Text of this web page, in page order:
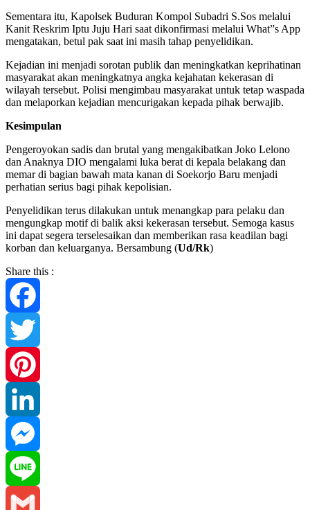
Sementara itu, Kapolsek Buduran Kompol Subadri S.Sos melalui
Kanit Reskrim Iptu Juju Hari saat dikonfirmasi melalui What”s App
mengatakan, betul pak saat ini masih tahap penyelidikan.
Kejadian ini menjadi sorotan publik dan meningkatkan keprihatinan
masyarakat akan meningkatnya angka kejahatan kekerasan di
wilayah tersebut. Polisi mengimbau masyarakat untuk tetap waspada
dan melaporkan kejadian mencurigakan kepada pihak berwajib.
Kesimpulan
Pengeroyokan sadis dan brutal yang mengakibatkan Joko Lelono
dan Anaknya DIO mengalami luka berat di kepala belakang dan
memar di bagian bawah mata kanan di Soekorjo Baru menjadi
perhatian serius bagi pihak kepolisian.
Penyelidikan terus dilakukan untuk menangkap para pelaku dan
mengungkap motif di balik aksi kekerasan tersebut. Semoga kasus
ini dapat segera terselesaikan dan memberikan rasa keadilan bagi
korban dan keluarganya. Bersambung (Ud/Rk)
Share this :
Facebook
Twitter
Pinterest
LinkedIn
Messenger
Line